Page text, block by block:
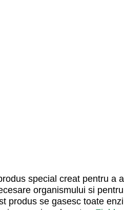
special creat pentru a
organismului si
produs se gasesc toate